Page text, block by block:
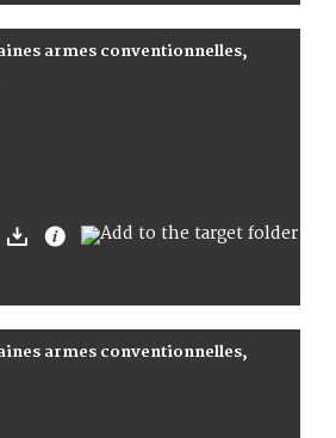
armes conventionnelles,
armes conventionnelles,